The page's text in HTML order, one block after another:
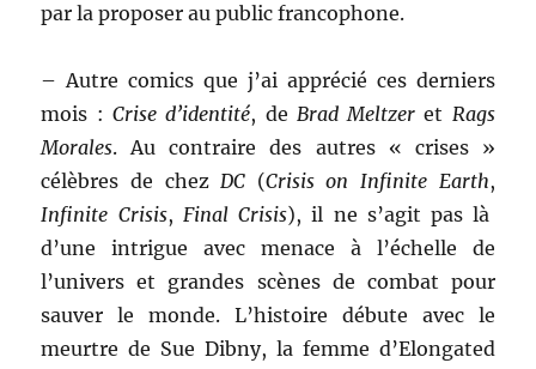
par la proposer au public francophone.
– Autre comics que j’ai apprécié ces derniers
mois : Crise d’identité, de Brad Meltzer et Rags
Morales. Au contraire des autres « crises »
célèbres de chezDC (Crisis on Infinite Earth,
Infinite Crisis, Final Crisis), il ne s’agit pas là
d’une intrigue avec menace à l’échelle de
l’univers et grandes scènes de combat pour
sauver le monde. L’histoire débute avec le
meurtre de Sue Dibny, la femme d’Elongated